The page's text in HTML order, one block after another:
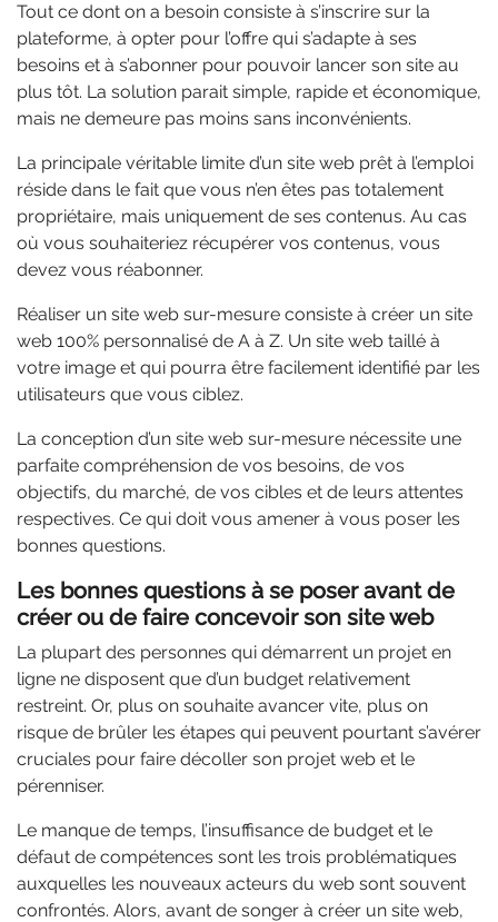
Tout ce dont on a besoin consiste à s’inscrire sur la
plateforme, à opter pour l’offre qui s’adapte à ses
besoins et à s’abonner pour pouvoir lancer son site au
plus tôt. La solution parait simple, rapide et économique,
mais ne demeure pas moins sans inconvénients.
La principale véritable limite d’un site web prêt à l’emploi
réside dans le fait que vous n’en êtes pas totalement
propriétaire, mais uniquement de ses contenus. Au cas
où vous souhaiteriez récupérer vos contenus, vous
devez vous réabonner.
Réaliser un site web sur-mesure consiste à créer un site
web 100% personnalisé de A à Z. Un site web taillé à
votre image et qui pourra être facilement identifié par les
utilisateurs que vous ciblez.
La conception d’un site web sur-mesure nécessite une
parfaite compréhension de vos besoins, de vos
objectifs, du marché, de vos cibles et de leurs attentes
respectives. Ce qui doit vous amener à vous poser les
bonnes questions.
Les bonnes questions à se poser avant de
créer ou de faire concevoir son site web
La plupart des personnes qui démarrent un projet en
ligne ne disposent que d’un budget relativement
restreint. Or, plus on souhaite avancer vite, plus on
risque de brûler les étapes qui peuvent pourtant s’avérer
cruciales pour faire décoller son projet web et le
pérenniser.
Le manque de temps, l’insuffisance de budget et le
défaut de compétences sont les trois problématiques
auxquelles les nouveaux acteurs du web sont souvent
confrontés. Alors, avant de songer à créer un site web,